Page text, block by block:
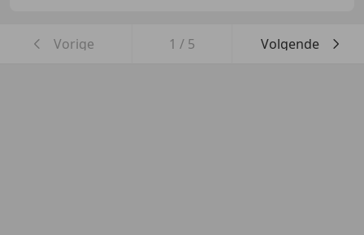
Vorige 1 / 5 Volgende